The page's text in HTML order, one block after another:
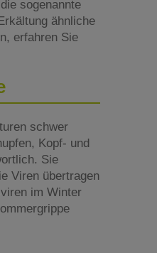
sogenannte
ähnliche
erfahren Sie
schwer
Kopf- und
Sie
Viren übertragen
im Winter